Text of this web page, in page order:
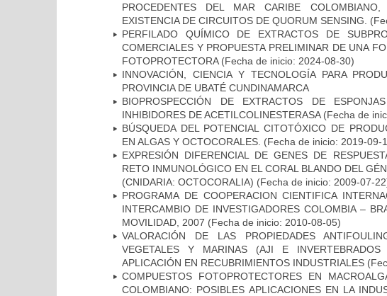
PROCEDENTES DEL MAR CARIBE
EXISTENCIA DE CIRCUITOS DE QUORUM SENSING.
PERFILADO QUÍMICO DE EXTRACTOS DE
COMERCIALES Y PROPUESTA PRELIMINAR DE UNA
FOTOPROTECTORA(Fecha de inicio: 2024-08-30)
INNOVACIÓN, CIENCIA Y TECNOLOGÍA PARA
PROVINCIA DE UBATÉ CUNDINAMARCA
BIOPROSPECCIÓN DE EXTRACTOS DE
INHIBIDORES DE ACETILCOLINESTERASA(Fecha de
BÚSQUEDA DEL POTENCIAL CITOTÓXICO DE
EN ALGAS Y OCTOCORALES. (Fecha de inicio: 2019-09-
EXPRESIÓN DIFERENCIAL DE GENES DE
RETO INMUNOLÓGICO EN EL CORAL BLANDO DEL
(CNIDARIA: OCTOCORALIA) (Fecha de inicio: 2009-07-
PROGRAMA DE COOPERACION CIENTIFICA
INTERCAMBIO DE INVESTIGADORES COLOMBIA –
MOVILIDAD, 2007 (Fecha de inicio: 2010-08-05)
VALORACIÓN DE LAS PROPIEDADES
VEGETALES Y MARINAS (AJI E
APLICACIÓN EN RECUBRIMIENTOS INDUSTRIALES
COMPUESTOS FOTOPROTECTORES EN
COLOMBIANO: POSIBLES APLICACIONES EN LA